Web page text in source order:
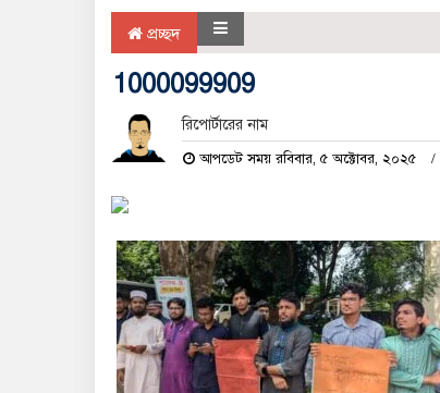
প্রচ্ছদ
1000099909
রিপোর্টারের নাম
আপডেট সময় রবিবার, ৫ অক্টোবর, ২০২৫